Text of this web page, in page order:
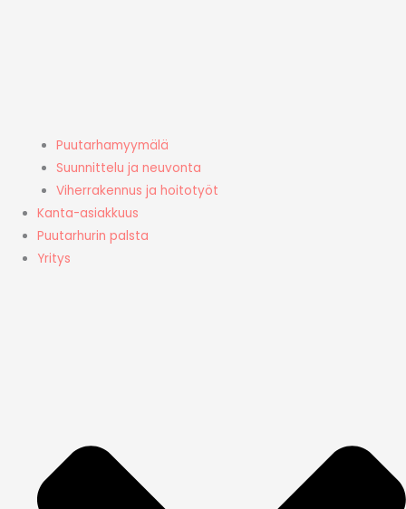
Puutarhamyymälä
Suunnittelu ja neuvonta
Viherrakennus ja hoitotyöt
Kanta-asiakkuus
Puutarhurin palsta
Yritys